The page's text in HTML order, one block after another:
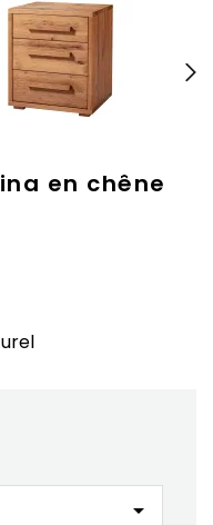

en chêne
arrow_drop_down